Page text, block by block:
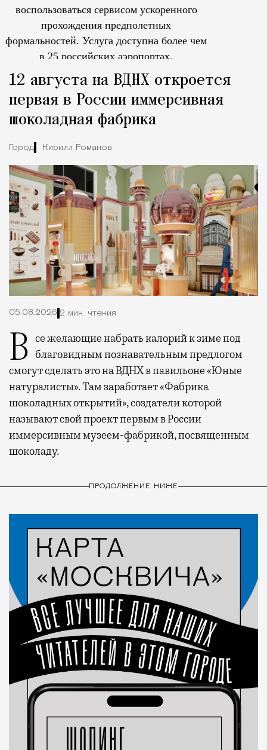
воспользоваться сервисом ускоренного
прохождения предполетных
формальностей. Услуга доступна более чем
в 25 российских аэропортах.
12 августа на ВДНХ откроется
первая в России иммерсивная
шоколадная фабрика
Город Кирилл Романов
05.08.2026 2 мин. чтения
Все желающие набрать калорий к зиме под благовидным познавательным предлогом
смогут сделать это на ВДНХ в павильоне «Юные
натуралисты». Там заработает «Фабрика
шоколадных открытий», создатели которой
называют свой проект первым в России
иммерсивным музеем-фабрикой, посвященным
шоколаду.
ПРОДОЛЖЕНИЕ НИЖЕ